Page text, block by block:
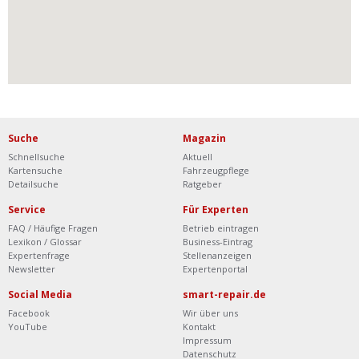
Suche
Schnellsuche
Kartensuche
Detailsuche
Magazin
Aktuell
Fahrzeugpflege
Ratgeber
Service
FAQ / Häufige Fragen
Lexikon / Glossar
Expertenfrage
Newsletter
Für Experten
Betrieb eintragen
Business-Eintrag
Stellenanzeigen
Expertenportal
Social Media
Facebook
YouTube
smart-repair.de
Wir über uns
Kontakt
Impressum
Datenschutz